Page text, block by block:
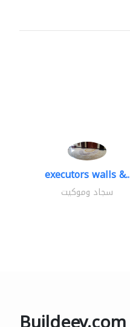
executors walls &..
سجاد وموكيت